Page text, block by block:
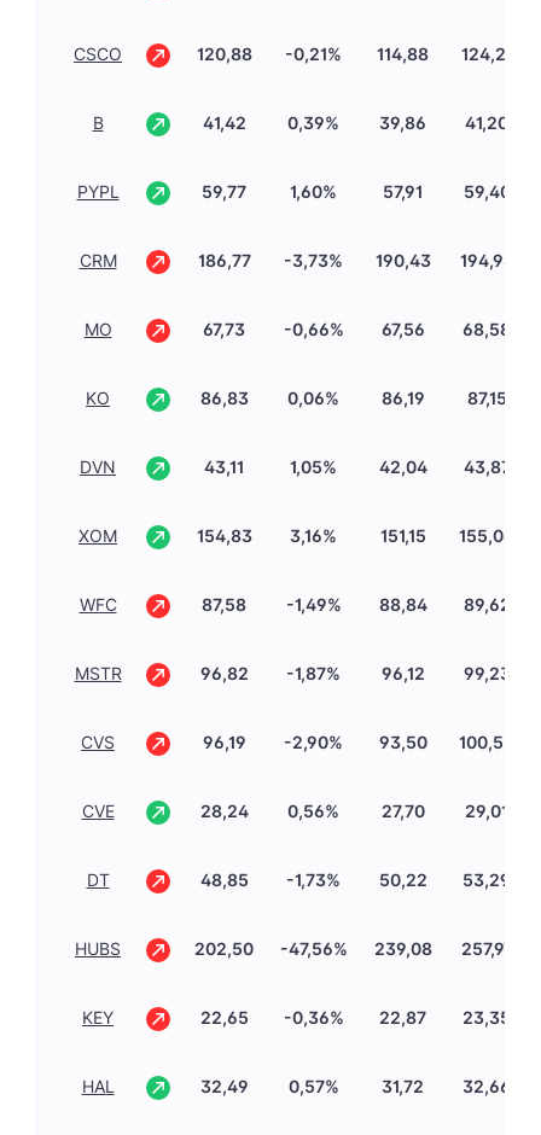
CSCO 120,88 -0,21% 114,88 124,21
B 41,42 0,39% 39,86 41,20
PYPL 59,77 1,60% 57,91 59,40
CRM 186,77 -3,73% 190,43 194,94
MO 67,73 -0,66% 67,56 68,58
KO 86,83 0,06% 86,19 87,15
DVN 43,11 1,05% 42,04 43,87
XOM 154,83 3,16% 151,15 155,04
WFC 87,58 -1,49% 88,84 89,62
MSTR 96,82 -1,87% 96,12 99,23
CVS 96,19 -2,90% 93,50 100,55
CVE 28,24 0,56% 27,70 29,01
DT 48,85 -1,73% 50,22 53,29
HUBS 202,50 -47,56% 239,08 257,97
KEY 22,65 -0,36% 22,87 23,35
HAL 32,49 0,57% 31,72 32,66